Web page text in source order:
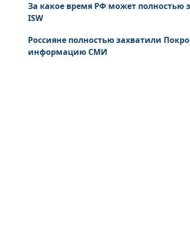
За какое время РФ может полностью
ISW
Россияне полностью захватили
информацию СМИ